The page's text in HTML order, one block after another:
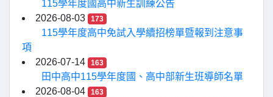
115學年度國高中新生訓練公告
2026-08-03
173
115學年度高中免試入學續招榜單暨報到注意事
項
2026-07-14
163
田中高中115學年度國、高中部新生班導師名單
2026-08-04
163